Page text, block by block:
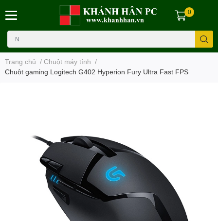
0
Trang chủ / Chuột máy tính /
Chuột gaming Logitech G402 Hyperion Fury Ultra Fast FPS